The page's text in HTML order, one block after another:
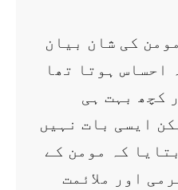
کی شان بیان
احساس ہوتا تھا
کچھ بہت ہی
ایسی بات نہیں
کہ مومن کے
اور ملائمت